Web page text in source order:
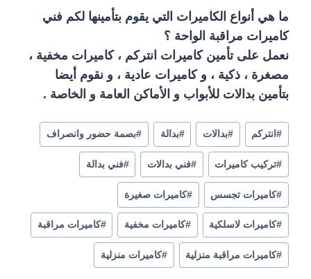
ما هي أنواع الكاميرات التي يقوم بتأمينها لكم فني
كاميرات مراقبة الواحة ؟
نعمل على تأمين كاميرات انتركم ، كاميرات مخفية ،
مصغرة ، ذكية ، و كاميرات عادية ، و نقوم أيضا
بتأمين بدالات للأبواب و الأماكن العامة و الخاصة .
#انتركم #بدالات #بدالة #بصمة حضور وانصراف
#تركيب كاميرات #فني بدالات #فني بدالة
#كاميرات تجسس #كاميرات صغيرة
#كاميرات لاسلكية #كاميرات مخفية #كاميرات مراقبة
#كاميرات مراقبة منزلية #كاميرات منزلية